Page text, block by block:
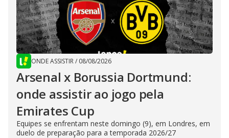
ONDE ASSISTIR/ 08/08/2026
Arsenal x Borussia Dortmund:
onde assistir ao jogo pela
Emirates Cup
Equipes se enfrentam neste domingo (9), em Londres, em
duelo de preparação para a temporada 2026/27